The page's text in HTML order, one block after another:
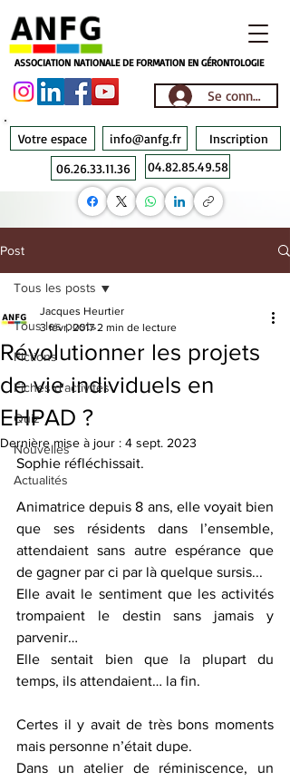
ASSOCIATION NATIONALE DE FORMATION EN GÉRONTOLOGIE
Se connecter
Votre espace info@anfg.fr
Inscription
06.26.33.11.36
04.82.85.49.58
Post
Tous les posts
Fictions
Fiches d'activités
Quiz
Nouvelles
Actualités
Tous les posts
Révolutionner les projets
de vie individuels en
EHPAD ?
Jacques Heurtier
3 févr. 2017 2 min de lecture
Dernière mise à jour : 4 sept. 2023
Sophie réfléchissait.
Animatrice depuis 8 ans, elle voyait bien
que ses résidents dans l’ensemble,
attendaient sans autre espérance que
de gagner par ci par là quelque sursis...
Elle avait le sentiment que les activités
trompaient le destin sans jamais y
parvenir…
Elle sentait bien que la plupart du
temps, ils attendaient… la fin.
Certes il y avait de très bons moments
mais personne n’était dupe.
Dans un atelier de réminiscence, un